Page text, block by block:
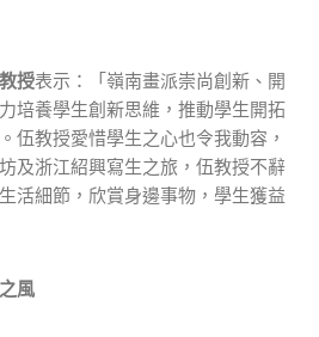
授表示：「嶺南畫派崇尚創新、開
培養學生創新思維，推動學生開拓
伍教授愛惜學生之心也令我動容，
及浙江紹興寫生之旅，伍教授不辭
活細節，欣賞身邊事物，學生獲益
風